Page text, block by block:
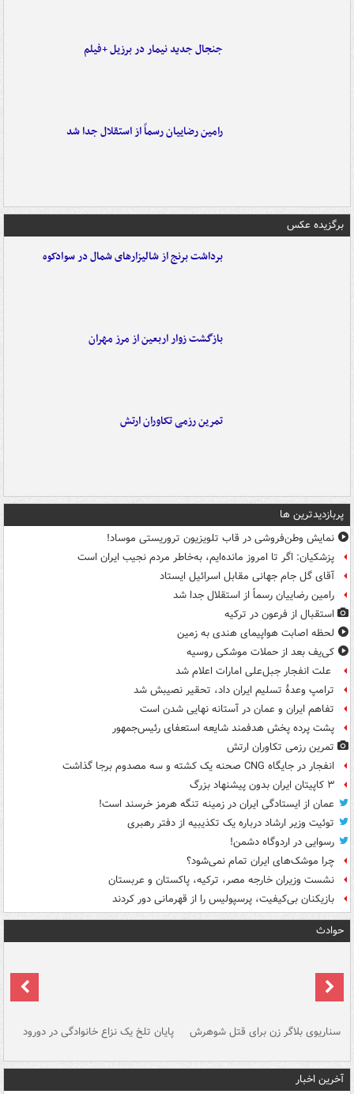
جنجال جدید نیمار در برزیل +فیلم
رامین رضاییان رسماً از استقلال جدا شد
برگزیده عکس
برداشت برنج از شالیزارهای شمال در سوادکوه
بازگشت زوار اربعین از مرز مهران
تمرین رزمی تکاوران ارتش
پربازدیدترین ها
نمایش وطن‌فروشی در قاب تلویزیون تروریستی موساد!
پزشکیان: اگر تا امروز مانده‌ایم، به‌خاطر مردم نجیب ایران است
آقای گل جام جهانی مقابل اسرائیل ایستاد
رامین رضاییان رسماً از استقلال جدا شد
استقبال از فرعون در ترکیه
لحظه اصابت هواپیمای هندی به زمین
کی‌یف بعد از حملات موشکی روسیه
علت انفجار جبل‌علی امارات اعلام شد
ترامپ وعدۀ تسلیم ایران داد، تحقیر نصیبش شد
تفاهم ایران و عمان در آستانه نهایی شدن است
پشت پرده پخش هدفمند شایعه استعفای رئیس‌جمهور
تمرین رزمی تکاوران ارتش
انفجار در جایگاه CNG صحنه یک کشته و سه مصدوم برجا گذاشت
۳ کاپیتان ایران بدون پیشنهاد بزرگ
عمان از ایستادگی ایران در زمینه تنگه هرمز خرسند است!
توئیت وزیر ارشاد درباره یک تکذیبیه از دفتر رهبری
رسوایی در اردوگاه دشمن!
چرا موشک‌های ایران تمام نمی‌شود؟
نشست وزیران خارجه مصر، ترکیه، پاکستان و عربستان
بازیکنان بی‌کیفیت، پرسپولیس را از قهرمانی دور کردند
حوادث
سناریوی بلاگر زن برای قتل شوهرش پایان تلخ یک نزاع خانوادگی در دورود
آخرین اخبار